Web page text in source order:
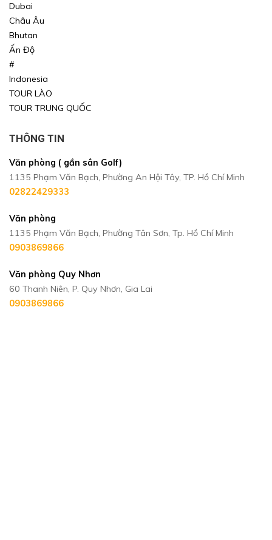
Dubai
Châu Âu
Bhutan
Ấn Độ
#
Indonesia
TOUR LÀO
TOUR TRUNG QUỐC
THÔNG TIN
Văn phòng ( gần sân Golf)
1135 Phạm Văn Bạch, Phường An Hội Tây, TP. Hồ Chí Minh
02822429333
Văn phòng
1135 Phạm Văn Bạch, Phường Tân Sơn, Tp. Hồ Chí Minh
0903869866
Văn phòng Quy Nhơn
60 Thanh Niên, P. Quy Nhơn, Gia Lai
0903869866